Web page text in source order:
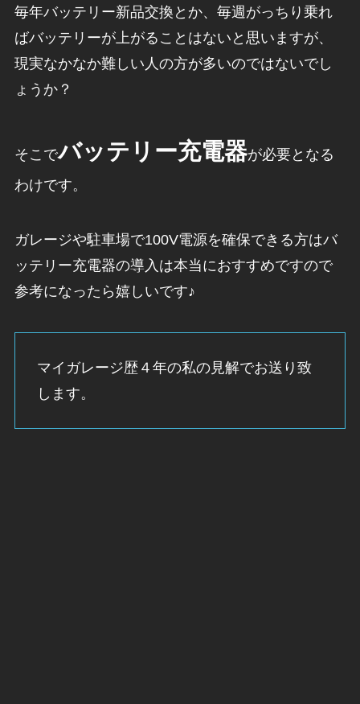
毎年バッテリー新品交換とか、毎週がっちり乗れ
ばバッテリーが上がることはないと思いますが、
現実なかなか難しい人の方が多いのではないでし
ょうか？
そこでバッテリー充電器が必要となる
わけです。
ガレージや駐車場で100V電源を確保できる方はバ
ッテリー充電器の導入は本当におすすめですので
参考になったら嬉しいです♪
マイガレージ歴４年の私の見解でお送り致
します。